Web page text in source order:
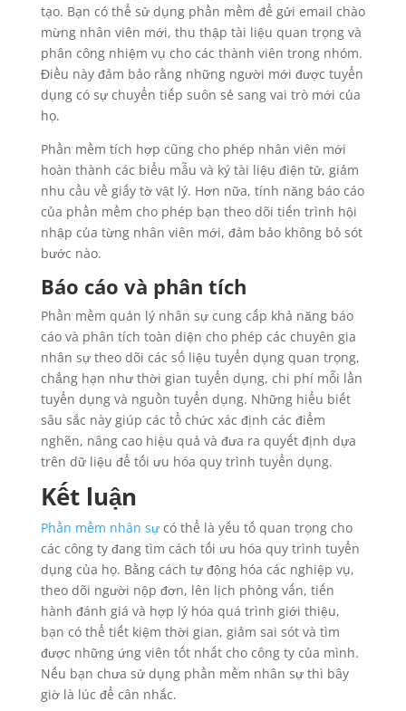
tạo. Bạn có thể sử dụng phần mềm để gửi email chào
mừng nhân viên mới, thu thập tài liệu quan trọng và
phân công nhiệm vụ cho các thành viên trong nhóm.
Điều này đảm bảo rằng những người mới được tuyển
dụng có sự chuyển tiếp suôn sẻ sang vai trò mới của
họ.
Phần mềm tích hợp cũng cho phép nhân viên mới
hoàn thành các biểu mẫu và ký tài liệu điện tử, giảm
nhu cầu về giấy tờ vật lý. Hơn nữa, tính năng báo cáo
của phần mềm cho phép bạn theo dõi tiến trình hội
nhập của từng nhân viên mới, đảm bảo không bỏ sót
bước nào.
Báo cáo và phân tích
Phần mềm quản lý nhân sự cung cấp khả năng báo
cáo và phân tích toàn diện cho phép các chuyên gia
nhân sự theo dõi các số liệu tuyển dụng quan trọng,
chẳng hạn như thời gian tuyển dụng, chi phí mỗi lần
tuyển dụng và nguồn tuyển dụng. Những hiểu biết
sâu sắc này giúp các tổ chức xác định các điểm
nghẽn, nâng cao hiệu quả và đưa ra quyết định dựa
trên dữ liệu để tối ưu hóa quy trình tuyển dụng.
Kết luận
Phần mềm nhân sựcó thể là yếu tố quan trọng cho
các công ty đang tìm cách tối ưu hóa quy trình tuyển
dụng của họ. Bằng cách tự động hóa các nghiệp vụ,
theo dõi người nộp đơn, lên lịch phỏng vấn, tiến
hành đánh giá và hợp lý hóa quá trình giới thiệu,
bạn có thể tiết kiệm thời gian, giảm sai sót và tìm
được những ứng viên tốt nhất cho công ty của mình.
Nếu bạn chưa sử dụng phần mềm nhân sự thì bây
giờ là lúc để cân nhắc.